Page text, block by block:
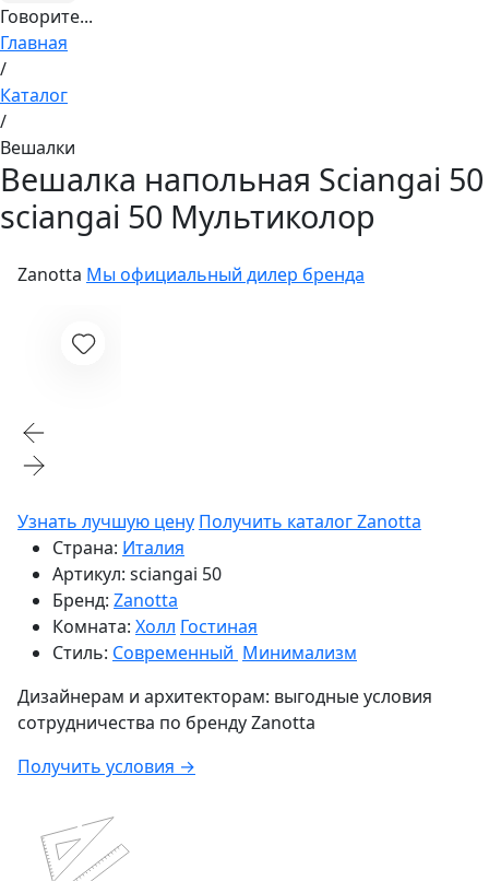
Говорите...
Главная
/
Каталог
/
Вешалки
Вешалка напольная Sciangai 50
sciangai 50 Мультиколор
Zanotta Мы официальный дилер бренда
Узнать лучшую цену Получить каталог Zanotta
Страна: Италия
Артикул: sciangai 50
Бренд: Zanotta
Комната: Холл Гостиная
Стиль: Современный Минимализм
Дизайнерам и архитекторам: выгодные условия
сотрудничества по брендуZanotta
Получить условия →